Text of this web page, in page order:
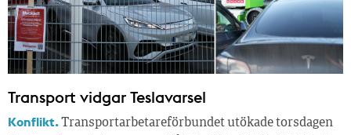
Transport vidgar Teslavarsel
Konflikt.Transportarbetareförbundet utökade torsdagen